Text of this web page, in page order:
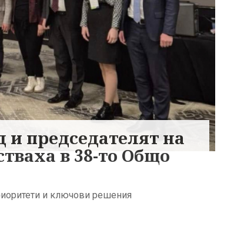
председателят на
в 38-то Общо
и ключови решения